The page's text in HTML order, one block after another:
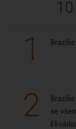
1
2
se